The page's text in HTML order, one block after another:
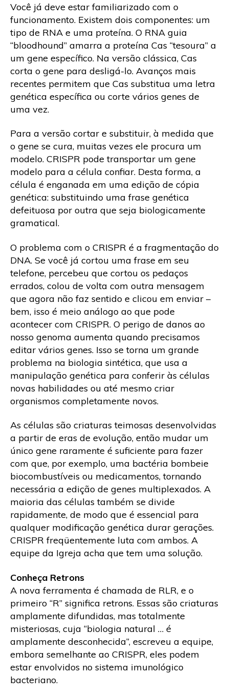
Você já deve estar familiarizado com o
funcionamento. Existem dois componentes: um
tipo de RNA e uma proteína. O RNA guia
“bloodhound” amarra a proteína Cas “tesoura” a
um gene específico. Na versão clássica, Cas
corta o gene para desligá-lo. Avanços mais
recentes permitem que Cas substitua uma letra
genética específica ou corte vários genes de
uma vez.
Para a versão cortar e substituir, à medida que
o gene se cura, muitas vezes ele procura um
modelo. CRISPR pode transportar um gene
modelo para a célula confiar. Desta forma, a
célula é enganada em uma edição de cópia
genética: substituindo uma frase genética
defeituosa por outra que seja biologicamente
gramatical.
O problema com o CRISPR é a fragmentação do
DNA. Se você já cortou uma frase em seu
telefone, percebeu que cortou os pedaços
errados, colou de volta com outra mensagem
que agora não faz sentido e clicou em enviar –
bem, isso é meio análogo ao que pode
acontecer com CRISPR. O perigo de danos ao
nosso genoma aumenta quando precisamos
editar vários genes. Isso se torna um grande
problema na biologia sintética, que usa a
manipulação genética para conferir às células
novas habilidades ou até mesmo criar
organismos completamente novos.
As células são criaturas teimosas desenvolvidas
a partir de eras de evolução, então mudar um
único gene raramente é suficiente para fazer
com que, por exemplo, uma bactéria bombeie
biocombustíveis ou medicamentos, tornando
necessária a edição de genes multiplexados. A
maioria das células também se divide
rapidamente, de modo que é essencial para
qualquer modificação genética durar gerações.
CRISPR freqüentemente luta com ambos. A
equipe da Igreja acha que tem uma solução.
Conheça Retrons
A nova ferramenta é chamada de RLR, e o
primeiro “R” significa retrons. Essas são criaturas
amplamente difundidas, mas totalmente
misteriosas, cuja “biologia natural … é
amplamente desconhecida”, escreveu a equipe,
embora semelhante ao CRISPR, eles podem
estar envolvidos no sistema imunológico
bacteriano.